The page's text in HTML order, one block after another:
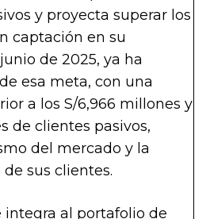
y proyecta superar los
captación en su
de 2025, ya ha
esa meta, con una
a los S/6,966 millones y
de clientes pasivos,
del mercado y la
sus clientes.
integra al portafolio de